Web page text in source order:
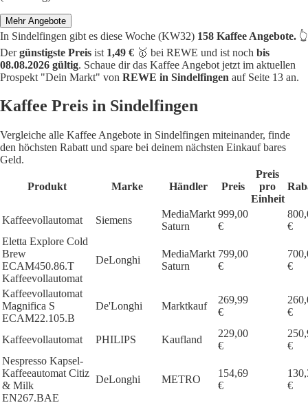
Mehr Angebote
In Sindelfingen gibt es diese Woche (KW32) 158 Kaffee Angebote. 👆
Dergünstigste Preis ist 1,49 € 🥇 bei REWE und ist noch bis
08.08.2026 gültig. Schaue dir das Kaffee Angebot jetzt im aktuellen
Prospekt "Dein Markt" von REWE in Sindelfingen auf Seite 13 an.
Kaffee Preis in Sindelfingen
Vergleiche alle Kaffee Angebote in Sindelfingen miteinander, finde
den höchsten Rabatt und spare bei deinem nächsten Einkauf bares
Geld.
Produkt Marke Händler Preis
Preis
pro
Einheit
Kaffeevollautomat Siemens
MediaMarkt
Saturn
999,00
€
€
Eletta Explore Cold
Brew
ECAM450.86.T
Kaffeevollautomat
DeLonghi
MediaMarkt
Saturn
799,00
€
€
Kaffeevollautomat
Magnifica S
ECAM22.105.B
De'Longhi Marktkauf
269,99
€
€
Kaffeevollautomat PHILIPS Kaufland
229,00
€
€
Nespresso Kapsel-
Kaffeeautomat Citiz
& Milk
EN267.BAE
DeLonghi METRO
154,69
€
€